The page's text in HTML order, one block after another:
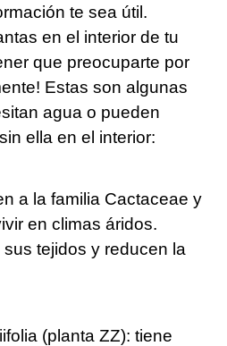
te sea útil.
en el interior de tu
que preocuparte por
Estas son algunas
agua o pueden
ella en el interior:
a la familia Cactaceae y
en climas áridos.
tejidos y reducen la
(planta ZZ): tiene